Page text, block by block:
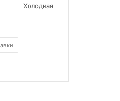
Холодная